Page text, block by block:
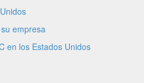
empresa
en los Estados Unidos